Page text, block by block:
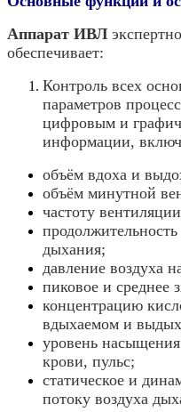
Аппарат ИВЛ
обеспечивает:
Контроль всех
параметров
цифровым и
информации,
объём вдоха и
объём минутной
частоту
дыхания;
давление воздуха
пиковое и среднее
концентрацию
вдыхаемом и
уровень
крови, пульс;
статическое и
потоку воздуха